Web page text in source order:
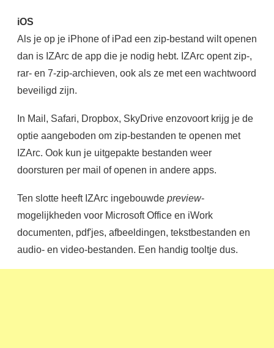
iOS
Als je op je iPhone of iPad een zip-bestand wilt openen
dan is IZArc de app die je nodig hebt. IZArc opent zip-,
rar- en 7-zip-archieven, ook als ze met een wachtwoord
beveiligd zijn.
In Mail, Safari, Dropbox, SkyDrive enzovoort krijg je de
optie aangeboden om zip-bestanden te openen met
IZArc. Ook kun je uitgepakte bestanden weer
doorsturen per mail of openen in andere apps.
Ten slotte heeft IZArc ingebouwde preview-
mogelijkheden voor Microsoft Office en iWork
documenten, pdf'jes, afbeeldingen, tekstbestanden en
audio- en video-bestanden. Een handig tooltje dus.